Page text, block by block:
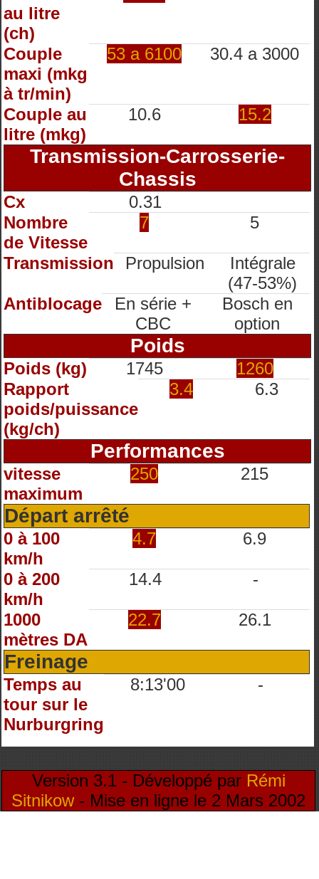
au litre
(ch)
Couple
maxi (mkg
à tr/min)
53 a 6100 30.4 a 3000
Couple au
litre (mkg)
10.6 15.2
Transmission-Carrosserie-
Chassis
Cx
0.31
Nombre
de Vitesse
7 5
Transmission Propulsion
Intégrale
(47-53%)
Antiblocage
En série +
CBC
Bosch en
option
Poids
Poids (kg) 1745
1260
Rapport
poids/puissance
(kg/ch)
3.4 6.3
Performances
vitesse
maximum
250 215
Départ arrêté
0 à 100
km/h
4.7 6.9
0 à 200
km/h
14.4 -
1000
mètres DA
22.7 26.1
Freinage
Temps au
tour sur le
Nurburgring
8:13'00 -
Version 3.1 - Développé par Rémi
Sitnikow- Mise en ligne le 2 Mars 2002